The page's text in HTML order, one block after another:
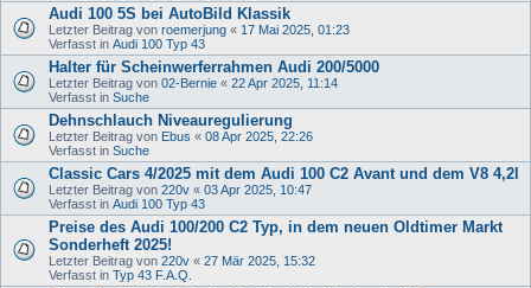
Audi 100 5S bei AutoBild Klassik
Letzter Beitrag von roemerjung « 17 Mai 2025, 01:23
Verfasst in Audi 100 Typ 43
Halter für Scheinwerferrahmen Audi 200/5000
Letzter Beitrag von 02-Bernie « 22 Apr 2025, 11:14
Verfasst in Suche
Dehnschlauch Niveauregulierung
Letzter Beitrag von Ebus « 08 Apr 2025, 22:26
Verfasst in Suche
Classic Cars 4/2025 mit dem Audi 100 C2 Avant und dem V8 4,2l
Letzter Beitrag von 220v « 03 Apr 2025, 10:47
Verfasst in Audi 100 Typ 43
Preise des Audi 100/200 C2 Typ, in dem neuen Oldtimer Markt
Sonderheft 2025!
Letzter Beitrag von 220v « 27 Mär 2025, 15:32
Verfasst in Typ 43 F.A.Q.